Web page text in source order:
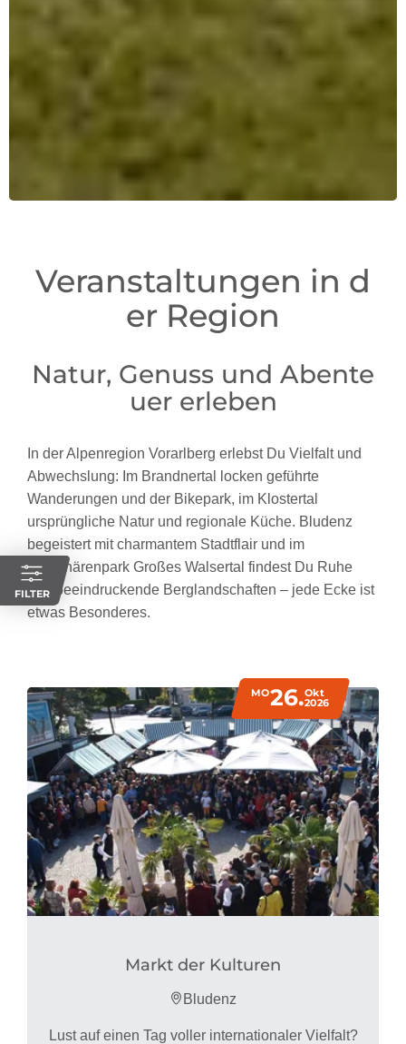
Veranstaltungen in d
er Region
Natur, Genuss und Abente
uer erleben
In der Alpenregion Vorarlberg erlebst Du Vielfalt und
Abwechslung: Im Brandnertal locken geführte
Wanderungen und der Bikepark, im Klostertal
ursprüngliche Natur und regionale Küche. Bludenz
begeistert mit charmantem Stadtflair und im
Biosphärenpark Großes Walsertal findest Du Ruhe
und beeindruckende Berglandschaften – jede Ecke ist
etwas Besonderes.
FILTER
MO26.Okt
2026
Markt der Kulturen
Bludenz
Lust auf einen Tag voller internationaler Vielfalt?